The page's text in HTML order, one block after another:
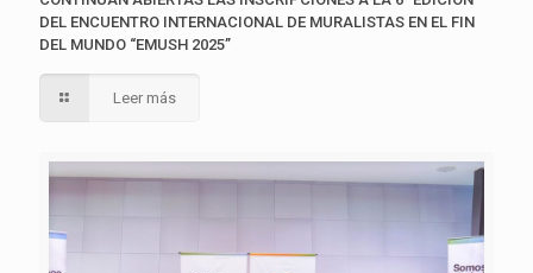
DEL ENCUENTRO INTERNACIONAL DE MURALISTAS EN EL FIN
DEL MUNDO “EMUSH 2025”
Leer más